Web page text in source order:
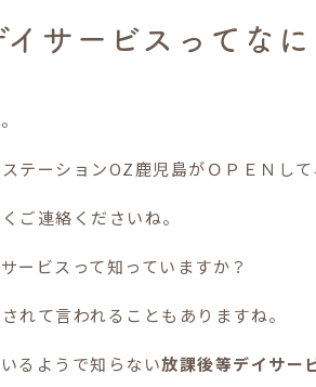
サービスってなに
テーションOZ鹿児島がＯＰＥＮして
ご連絡くださいね。
ービスって知っていますか？
れて言われることもありますね。
るようで知らない放課後等デイサー